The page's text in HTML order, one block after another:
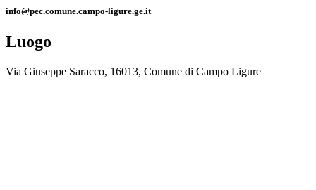
info@pec.comune.campo-ligure.ge.it
Luogo
Via Giuseppe Saracco, 16013, Comune di Campo Ligure